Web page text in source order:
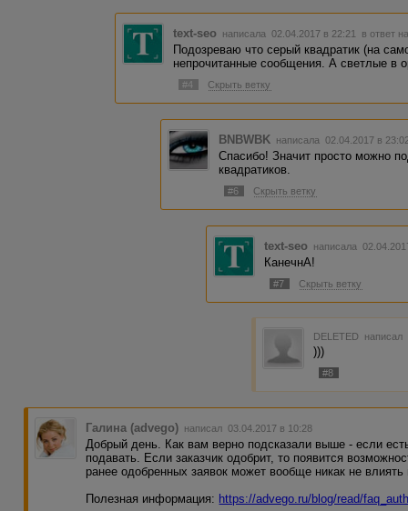
text-seo написала 02.04.2017 в 22:21 в ответ
Подозреваю что серый квадратик (на
непрочитанные сообщения. А светлые в
#4 Скрыть ветку
BNBWBK написала 02.04.2017 в
Спасибо! Значит просто можно
квадратиков.
#6 Скрыть ветку
text-seo написала
КанечнА!
#7 Скрыть ветку
DELETED
)))
#8
Галина (advego) написал 03.04.2017 в 10:28
Добрый день. Как вам верно подсказали выше - если
подавать. Если заказчик одобрит, то появится
ранее одобренных заявок может вообще никак не влиять
Полезная информация: https://advego.ru/blog/read/